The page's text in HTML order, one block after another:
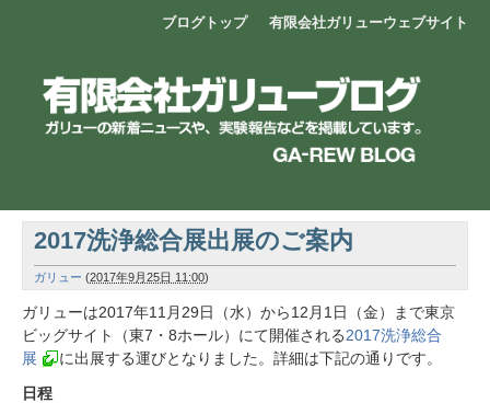
有限会社ガリューウェブサイト
ブログトップ
2017洗浄総合展出展のご案内
ガリュー (2017年9月25日 11:00)
ガリューは2017年11月29日（水）から12月1日（金）まで東京
ビッグサイト（東7・8ホール）にて開催される2017洗浄総合
展
に出展する運びとなりました。詳細は下記の通りです。
日程